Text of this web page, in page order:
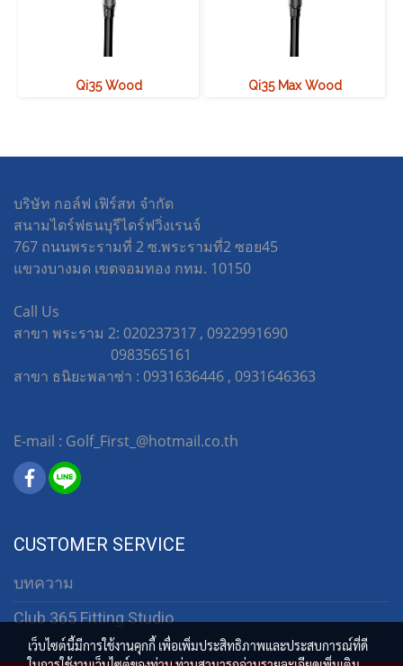
Qi35 Wood Qi35 Max Wood
บริษัท กอล์ฟ เฟิร์สท จำกัด
สนามไดร์ฟธนบุรีไดร์ฟวิ่งเรนจ์
767 ถนนพระรามที่ 2 ซ.พระรามที่2 ซอย45
แขวงบางมด เขตจอมทอง กทม. 10150
Call Us
สาขา พระราม 2: 020237317 , 0922991690
0983565161
สาขา ธนิยะพลาซ่า : 0931636446 , 0931646363
E-mail : Golf_First_@hotmail.co.th
CUSTOMER SERVICE
บทความ
Club 365 Fitting Studio
เว็บไซต์นี้มีการใช้งานคุกกี้ เพื่อเพิ่มประสิทธิภาพและประสบการณ์ที่ดี